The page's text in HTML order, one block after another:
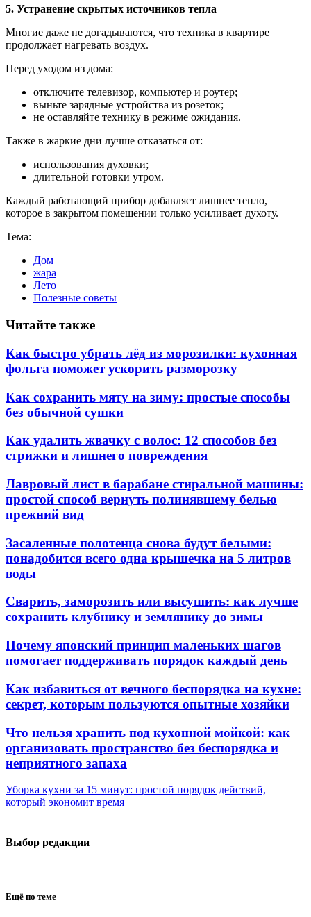
5. Устранение скрытых источников тепла
Многие даже не догадываются, что техника в квартире
продолжает нагревать воздух.
Перед уходом из дома:
отключите телевизор, компьютер и роутер;
выньте зарядные устройства из розеток;
не оставляйте технику в режиме ожидания.
Также в жаркие дни лучше отказаться от:
использования духовки;
длительной готовки утром.
Каждый работающий прибор добавляет лишнее тепло,
которое в закрытом помещении только усиливает духоту.
Тема:
Дом
жара
Лето
Полезные советы
Читайте также
Как быстро убрать лёд из морозилки: кухонная
фольга поможет ускорить разморозку
Как сохранить мяту на зиму: простые способы
без обычной сушки
Как удалить жвачку с волос: 12 способов без
стрижки и лишнего повреждения
Лавровый лист в барабане стиральной машины:
простой способ вернуть полинявшему белью
прежний вид
Засаленные полотенца снова будут белыми:
понадобится всего одна крышечка на 5 литров
воды
Сварить, заморозить или высушить: как лучше
сохранить клубнику и землянику до зимы
Почему японский принцип маленьких шагов
помогает поддерживать порядок каждый день
Как избавиться от вечного беспорядка на кухне:
секрет, которым пользуются опытные хозяйки
Что нельзя хранить под кухонной мойкой: как
организовать пространство без беспорядка и
неприятного запаха
Уборка кухни за 15 минут: простой порядок действий,
который экономит время
Выбор редакции
Ещё по теме